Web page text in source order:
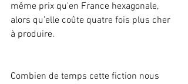
même prix qu’en France hexagonale,
alors qu’elle coûte quatre fois plus cher
à produire.
Combien de temps cette fiction nous